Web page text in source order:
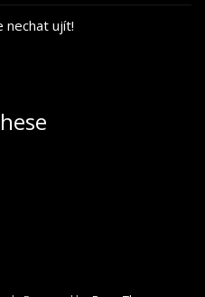
nechat ujít!